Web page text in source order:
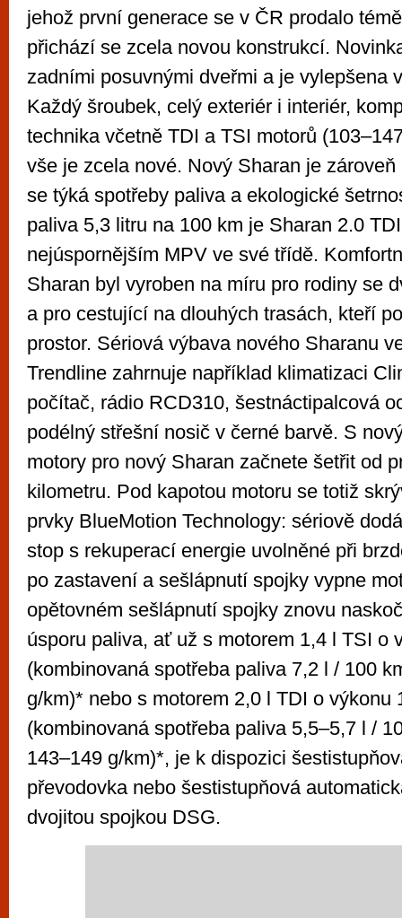
jehož první generace se v ČR prodalo
přichází se zcela novou konstrukcí.
zadními posuvnými dveřmi a je vylepšena
Každý šroubek, celý exteriér i interiér,
technika včetně TDI a TSI motorů
vše je zcela nové. Nový Sharan je
se týká spotřeby paliva a ekologické
paliva 5,3 litru na 100 km je Sharan 2.0
nejúspornějším MPV ve své třídě.
Sharan byl vyroben na míru pro rodiny se
a pro cestující na dlouhých trasách, kteří
prostor. Sériová výbava nového Sharanu
Trendline zahrnuje například klimatizaci
počítač, rádio RCD310, šestnáctipalcová
podélný střešní nosič v černé barvě. S
motory pro nový Sharan začnete šetřit od
kilometru. Pod kapotou motoru se totiž
prvky BlueMotion Technology: sériově
stop s rekuperací energie uvolněné při
po zastavení a sešlápnutí spojky vypne
opětovném sešlápnutí spojky znovu
úsporu paliva, ať už s motorem 1,4 l TSI o
(kombinovaná spotřeba paliva 7,2 l / 100
g/km)* nebo s motorem 2,0 l TDI o výkonu
(kombinovaná spotřeba paliva 5,5–5,7 l /
143–149 g/km)*, je k dispozici
převodovka nebo šestistupňová
dvojitou spojkou DSG.